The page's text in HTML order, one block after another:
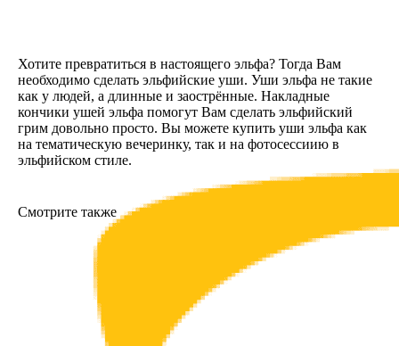
Хотите превратиться в настоящего эльфа? Тогда Вам
необходимо сделать эльфийские уши. Уши эльфа не такие
как у людей, а длинные и заострённые. Накладные
кончики ушей эльфа помогут Вам сделать эльфийский
грим довольно просто. Вы можете купить уши эльфа как
на тематическую вечеринку, так и на фотосессиию в
эльфийском стиле.
Смотрите также